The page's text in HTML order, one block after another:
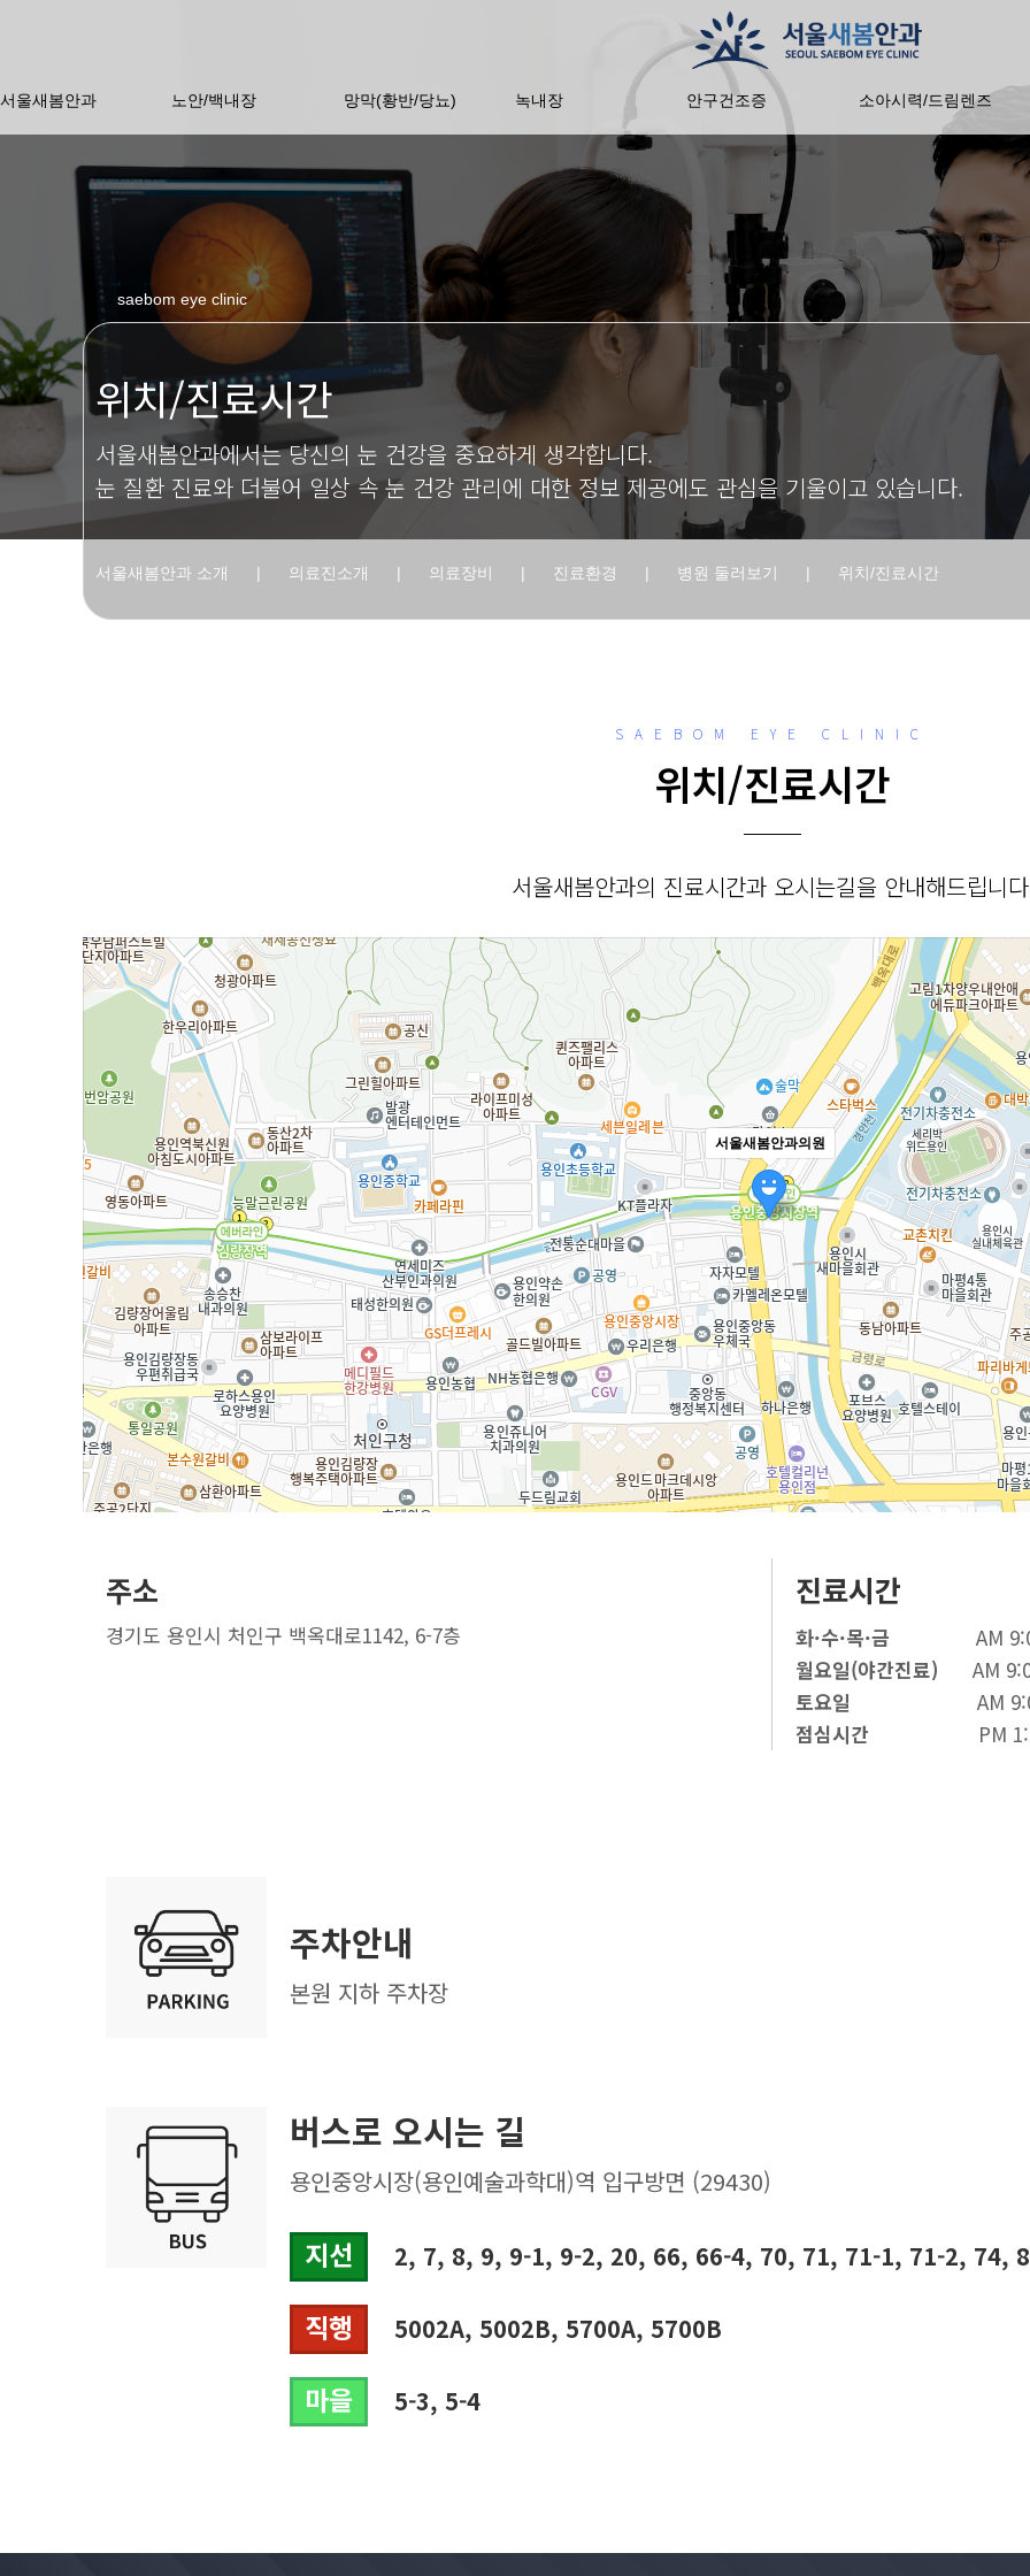
서울새봄안과 노안/백내장 망막(황반/당뇨) 녹내장 안구건조증 소아시력/드림렌즈
saebom eye clinic
위치/진료시간
서울새봄안과에서는 당신의 눈 건강을 중요하게 생각합니다.
눈 질환 진료와 더불어 일상 속 눈 건강 관리에 대한 정보 제공에도 관심을 기울이고 있습니다.
서울새봄안과 소개 | 의료진소개 | 의료장비 | 진료환경 | 병원 둘러보기 | 위치/진료시간
SAEBOM EYE CLINIC
위치/진료시간
서울새봄안과의 진료시간과 오시는길을 안내해드립니
서울새봄안과의원
주소
경기도 용인시 처인구 백옥대로1142, 6-7층
진료시간
화·수·목·금
AM 9:00
월요일(야간진료) AM
토요일 AM 9:00 ~
점심시간 PM 1:00 ~
주차안내
본원 지하 주차장
버스로 오시는 길
용인중앙시장(용인예술과학대)역 입구방면 (29430)
지선 2, 7, 8, 9, 9-1, 9-2, 20, 66, 66-4, 70, 71, 71-1, 71-2, 74,
직행 5002A, 5002B, 5700A, 5700B
마을 5-3, 5-4